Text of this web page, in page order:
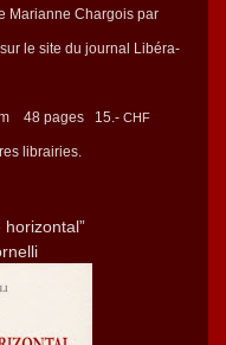
Mar­i­anne Char­go­is par
sur le site du jour­nal Libéra­
48 pages 15.- CHF
librairies.
horizontal”